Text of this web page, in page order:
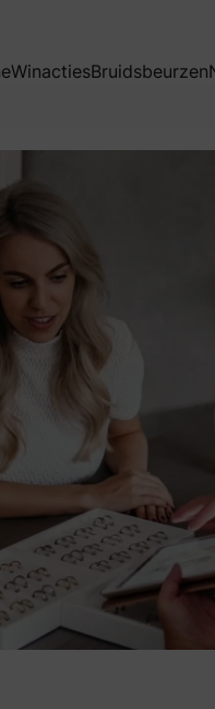
WinactiesBruidsbeurzen
concept.